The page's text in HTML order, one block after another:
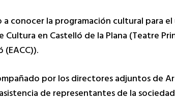
a conocer la programación cultural para
en Castelló de la Plana (Teatre
por los directores adjuntos de
de representantes de la